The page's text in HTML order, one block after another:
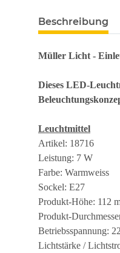
Beschreibung
Müller Licht -
Dieses LED-
Leuchtmittel
Artikel: 18716
Leistung: 7 W
Farbe: Warmweiss
Sockel: E27
Produkt-Höhe: 112
Produkt-
Betriebsspannung:
Lichtstärke /